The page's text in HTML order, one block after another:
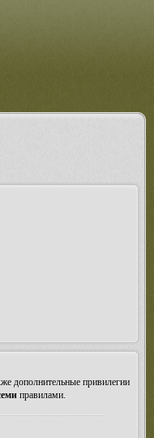
дополнительные привилегии
правилами.